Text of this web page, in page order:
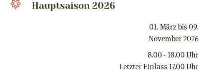
Hauptsaison 2026
01. März bis 09.
November 2026
8.00 - 18.00 Uhr
Letzter Einlass 17.00 Uhr